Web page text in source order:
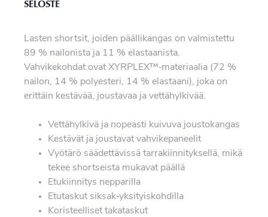
SELOSTE
Lasten shortsit, joiden päällikangas on valmistettu
89 % nailonista ja 11 % elastaanista.
Vahvikekohdat ovat XYRPLEX™‑materiaalia (72 %
nailon, 14 % polyesteri, 14 % elastaani), joka on
erittäin kestävää, joustavaa ja vettähylkivää.
Vettähylkivä ja nopeasti kuivuva joustokangas
Kestävät ja joustavat vahvikepaneelit
Vyötärö säädettävissä tarrakiinnityksellä, mikä
tekee shortseista mukavat päällä
Etukiinnitys nepparilla
Etutaskut siksak‑yksityiskohdilla
Koristeelliset takataskut